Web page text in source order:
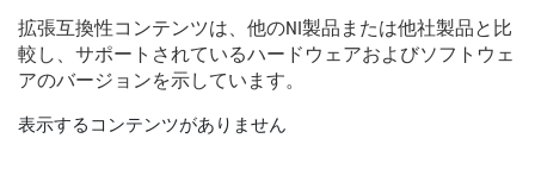
拡張互換性コンテンツは、 他のNI製品 または他社製品と 比
較 し、 サポート されているハードウェアおよびソフトウェ
アのバージョンを示してい ます。
表示するコンテンツがありません